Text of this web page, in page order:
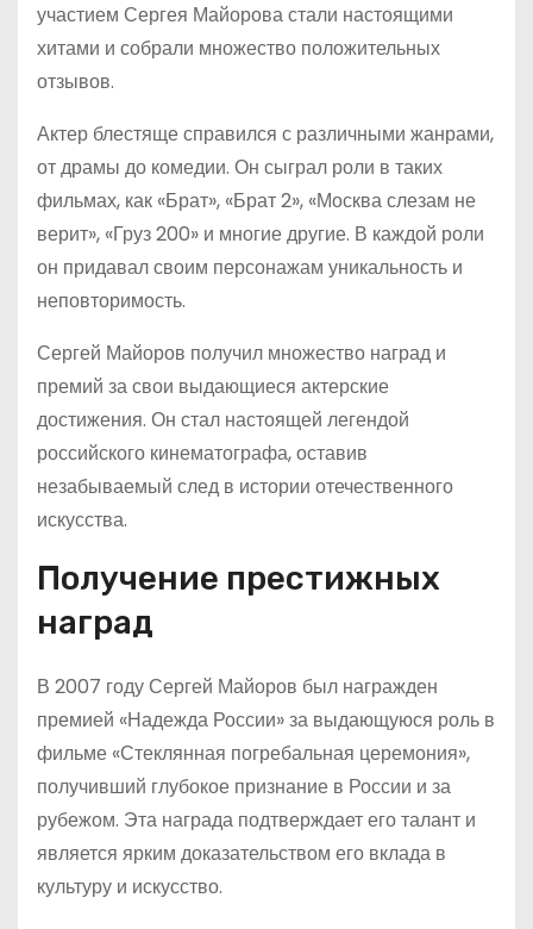
участием Сергея Майорова стали настоящими
хитами и собрали множество положительных
отзывов.
Актер блестяще справился с различными жанрами,
от драмы до комедии. Он сыграл роли в таких
фильмах, как «Брат», «Брат 2», «Москва слезам не
верит», «Груз 200» и многие другие. В каждой роли
он придавал своим персонажам уникальность и
неповторимость.
Сергей Майоров получил множество наград и
премий за свои выдающиеся актерские
достижения. Он стал настоящей легендой
российского кинематографа, оставив
незабываемый след в истории отечественного
искусства.
Получение престижных
наград
В 2007 году Сергей Майоров был награжден
премией «Надежда России» за выдающуюся роль в
фильме «Стеклянная погребальная церемония»,
получивший глубокое признание в России и за
рубежом. Эта награда подтверждает его талант и
является ярким доказательством его вклада в
культуру и искусство.